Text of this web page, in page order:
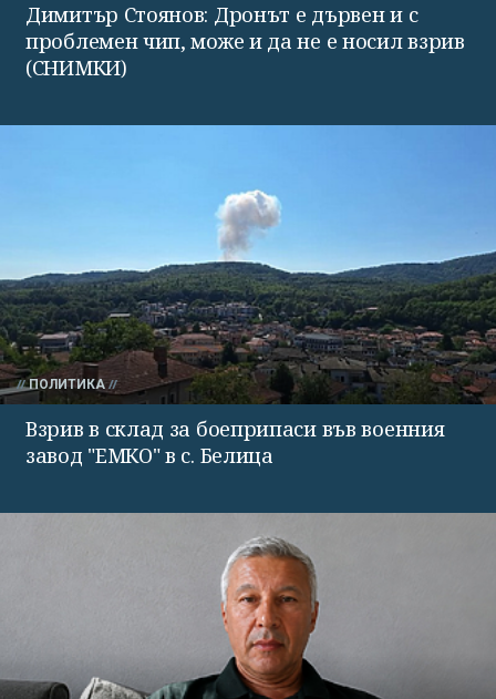
Димитър Стоянов: Дронът е дървен и с
проблемен чип, може и да не е носил взрив
(СНИМКИ)
ПОЛИТИКА
Взрив в склад за боеприпаси във военния
завод "ЕМКО" в с. Белица